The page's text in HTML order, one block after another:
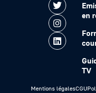
en
TV
Mentions légalesCGU